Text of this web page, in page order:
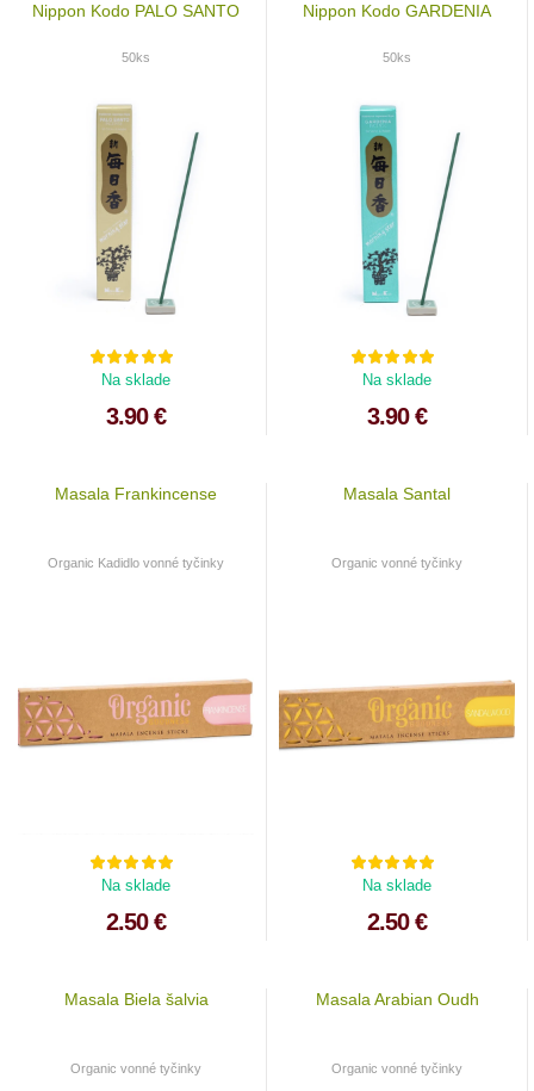
Nippon Kodo PALO SANTO
50ks
Na sklade
3.90 €
Nippon Kodo GARDENIA
50ks
Na sklade
3.90 €
Masala Frankincense
Organic Kadidlo vonné tyčinky
Na sklade
2.50 €
Masala Santal
Organic vonné tyčinky
Na sklade
2.50 €
Masala Biela šalvia
Organic vonné tyčinky
Masala Arabian Oudh
Organic vonné tyčinky